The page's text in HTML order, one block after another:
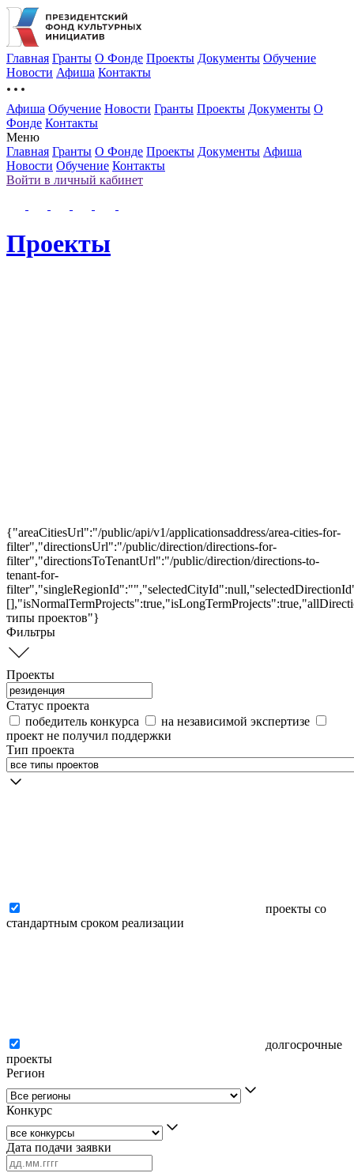
Главная Гранты О Фонде Проекты Документы Обучение
Новости Афиша Контакты
Афиша Обучение Новости Гранты Проекты Документы О
Фонде Контакты
Меню
Главная Гранты О Фонде Проекты Документы Афиша
Новости Обучение Контакты
Войти в личный кабинет
Проекты
{"areaCitiesUrl":"/public/api/v1/applicationsaddress/area-cities-for-
filter","directionsUrl":"/public/direction/directions-for-
filter","directionsToTenantUrl":"/public/direction/directions-to-
tenant-for-
типы проектов"}
Фильтры
Проекты
Статус проекта
победитель конкурса
на независимой экспертизе
проект не получил поддержки
Тип проекта
проекты со
стандартным сроком реализации
долгосрочные
проекты
Регион
Конкурс
Дата подачи заявки